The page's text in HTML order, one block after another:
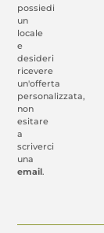
possiedi
un
locale
e
desideri
ricevere
un'offerta
personalizzata,
non
esitare
a
scriverci
una
email.